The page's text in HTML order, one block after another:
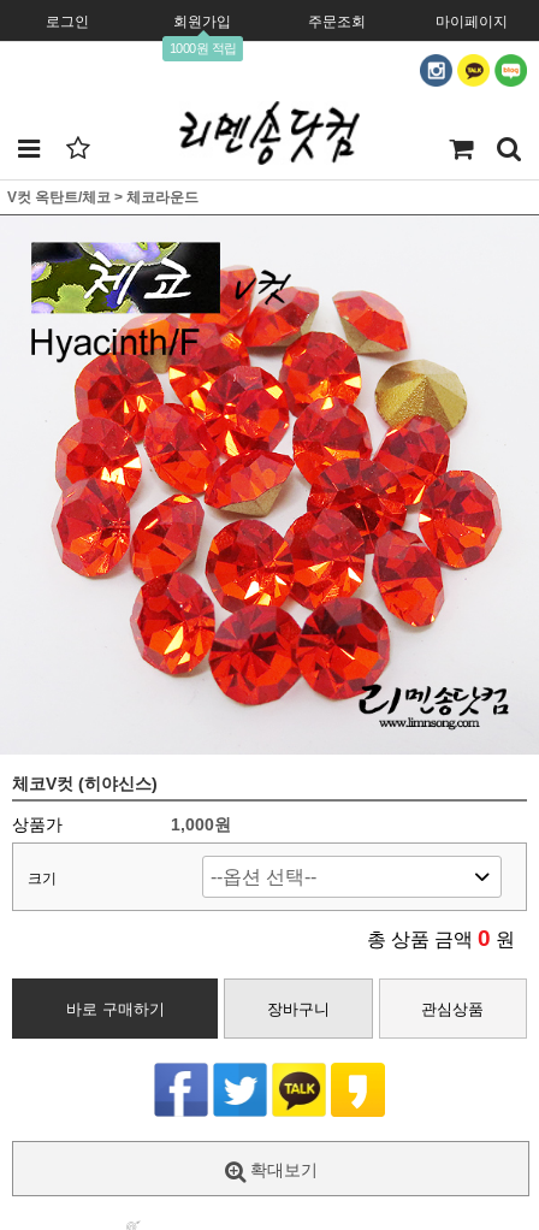
로그인 회원가입
1000원 적립
주문조회 마이페이지
V컷 옥탄트/체코 > 체코라운드
체코V컷 (히야신스)
상품가 1,000원
크기
총 상품 금액 0 원
바로 구매하기 장바구니 관심상품
확대보기